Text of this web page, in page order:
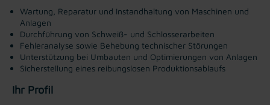
Wartung, Reparatur und Instandhaltung von Maschinen und
Anlagen
Durchführung von Schweiß- und Schlosserarbeiten
Fehleranalyse sowie Behebung technischer Störungen
Unterstützung bei Umbauten und Optimierungen von Anlagen
Sicherstellung eines reibungslosen Produktionsablaufs
Ihr Profil